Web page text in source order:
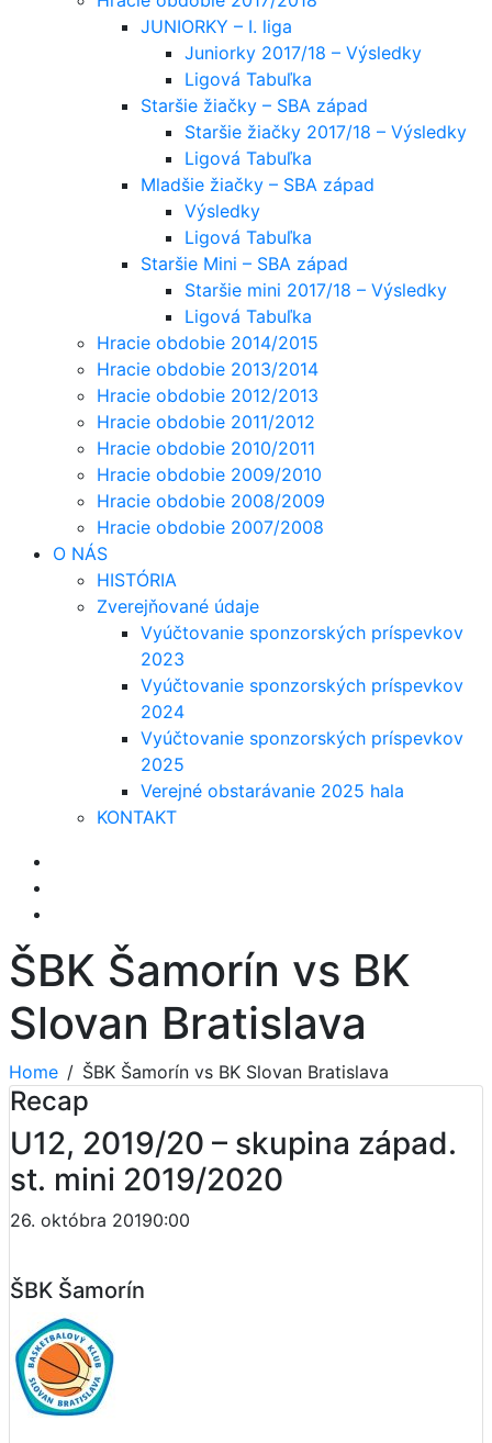
JUNIORKY – I. liga
Juniorky 2017/18 – Výsledky
Ligová Tabuľka
Staršie žiačky – SBA západ
Staršie žiačky 2017/18 – Výsledky
Ligová Tabuľka
Mladšie žiačky – SBA západ
Výsledky
Ligová Tabuľka
Staršie Mini – SBA západ
Staršie mini 2017/18 – Výsledky
Ligová Tabuľka
Hracie obdobie 2014/2015
Hracie obdobie 2013/2014
Hracie obdobie 2012/2013
Hracie obdobie 2011/2012
Hracie obdobie 2010/2011
Hracie obdobie 2009/2010
Hracie obdobie 2008/2009
Hracie obdobie 2007/2008
O NÁS
HISTÓRIA
Zverejňované údaje
Vyúčtovanie sponzorských príspevkov
2023
Vyúčtovanie sponzorských príspevkov
2024
Vyúčtovanie sponzorských príspevkov
2025
Verejné obstarávanie 2025 hala
KONTAKT
ŠBK Šamorín vs BK
Slovan Bratislava
Home ŠBK Šamorín vs BK Slovan Bratislava
Recap
U12, 2019/20 – skupina západ.
st. mini 2019/2020
26. októbra 20190:00
ŠBK Šamorín